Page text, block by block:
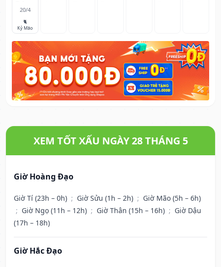
20/4
🐈
Kỷ Mão
XEM TỐT XẤU NGÀY 28 THÁNG 5
Giờ Hoàng Đạo
Giờ Tí (23h – 0h) ; Giờ Sửu (1h – 2h) ; Giờ Mão (5h – 6h)
; Giờ Ngọ (11h – 12h) ; Giờ Thân (15h – 16h) ; Giờ Dậu
(17h – 18h)
Giờ Hắc Đạo